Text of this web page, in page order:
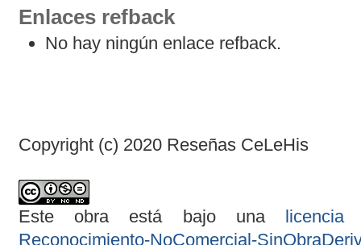
Enlaces refback
No hay ningún enlace refback.
Copyright (c) 2020 Reseñas CeLeHis
Este obra está bajo una
Reconocimiento-NoComercial-